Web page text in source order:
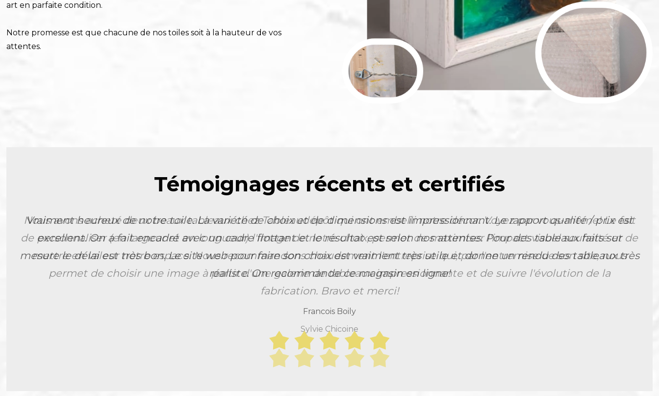
art en parfaite condition.
Notre promesse est que chacune de nos toiles soit à la hauteur de vos
attentes.
Témoignages récents et certifiés
Nous avons acheté deux beaux tableaux chez Tableaudépôt qui ont embelli notre décor. Voyez par vous-même! Le fait
de personnaliser (en largeur et en longueur) l'image de notre choix, permet de maximiser l'impact visuel souhaité et de
mettre en valeur notre espace. Nous recommandons chaudement l'entreprise qui, par l'entremise de son site, nous
permet de choisir une image à partir d'une galerie de tableaux impressionnante et de suivre l'évolution de la
fabrication. Bravo et merci!
Sylvie Chicoine